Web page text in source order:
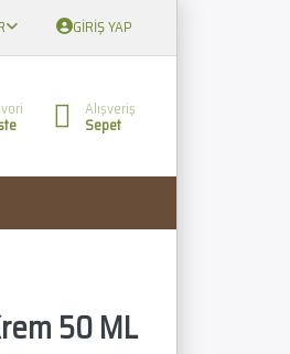
GIRIŞ YAP
Alışveriş
Sepet
50 ML